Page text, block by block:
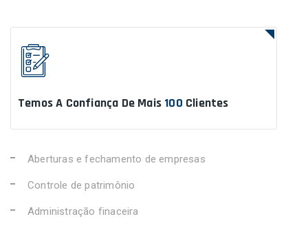
Temos A Confiança De Mais 100 Clientes
Aberturas e fechamento de empresas
Controle de patrimônio
Administração finaceira